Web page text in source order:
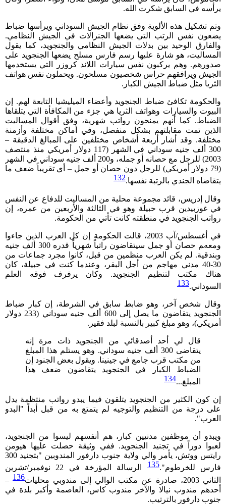
يرأسه في السابق شكرت الله.
وتم تشكيل هذه الألوية وفق نظام الجيش السوداني ويرأسها ضباط
يضعون نفس الرتب التي يضعها الجنرالات في الجيش النظامي.
والفارق الوحيد بين بدلات الجيش النظامي والجنجويد، كما يقول
المساليت، هو شارة عليها رسم فارس مسلح يضعها الجنجويد على
صدورهم. وهم يركبون نفس سيارات اللاند كروزر التي يستخدمها
الجيش ويرافقهم حراس شخصيون مسلحون. ويحملون نفس هواتف
الثريا مثل ضباط الجيش الكبار.
والحكومة تكافئ ضباط الجنجويد وأعضاء الميليشيا التابعة لهم. إن
البيوت والسيارات وهواتف الثريا هي جزء من المكافأة التي يتلقاها
الضباط. كما أنهم يمنحون رواتب شهرية، وفق أقوال المساليت
الذين تمت مقابلتهم بشكل منفصل، وفي أماكن مختلفة وأزمنة
مختلفة. وقد أشار أربعة أشخاص مختلفين على المبالغ الدقيقة –
300 ألف جنيه سوداني في الشهر (117 دولار أمريكي منذ منتصف
2003) للرجل مع حصانه أو جمله، و200 ألف جنيه سوداني في الشهر
(79 دولار أمريكي) للرجل دون حصان أو جمل – أي تقريباً ضعف ما
يتقاضاه الجندي بالرتبة نفسها.132
وقال إدريس، قائد مجموعة محلية من المساليت للدفاع عن النفس
في غوزبيدين قرب حبيلة وهو في الثالثة والأربعين من عمره، إن
رواتب الجنجويد في منطقته كانت تأتي من الحكومة.
في أغسطس/آب 2003، قالت الحكومة إن كل العرب الذين جاءوا
ومعهم حصان أو جمل سيتقاضون راتباً شهرياً قدره 300 ألف جنيه
وبندقية. لم يكن العرب منظمين من قبل، كانوا مجرد جماعات من
30-40 مدني مهاجم من أجل البقر، وعندما كنت في حبيلة، كان
هناك مكتب لتنظيم الجنجويد. وكان يرفرف فوقه العلم
السوداني.133
وقال شخص آخر، وهو ضابط سابق في الشرطة، إن كبار ضباط
الجنجويد يتقاضون ما يصل إلى 600 ألف جنيه سوداني (233 دولار
أمريكي)، وهو مبلغ كبير بالنسبة لبلد فقير.
قال لي أحد أصدقائي من الجنجويد ذات مرة إنه
يتقاضى 300 ألف جنيه سوداني. وهو يستلم هذا المبلغ
من مكتب قرب جامع في جينينا. ويقول بعض الجنود إن
الضباط الكبار في الجنجويد يتقاضون ضعف هذا
المبلغ...134
إن كون الكثير من الجنجويد يتلقون فيما يبدو رواتب منتظمة يدل
على درجة من التنظيم والتوجيه لم يتمتع به من قبل أبداً "البدو
العرب".
ويبدو أن موظفين مدنيين كبار، هم أنفسهم ليسوا من الجنجويد،
لعبوا دوراً في تجنيد الجنجويد. ففي وثيقة حصلت عليها هيومن
رايتس ووتش، يأمر والي ولاية جنوب دارفور المندوبين "بتجنيد 300
فارس للخرطوم".135
الرسالة المؤرخة في 22 نوفمبر/تشرين
الثاني 2003، صادرة عن مكتب الوالي إلى مندوبي محليات
136
–
أحدهم مندوب نيالا والآخر مندوب كاس، العاصمة وأكبر بلدة في
جنوب دارفور بالترتيب.